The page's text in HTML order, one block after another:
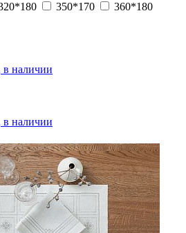
350*170 360*180
в наличии
в наличии